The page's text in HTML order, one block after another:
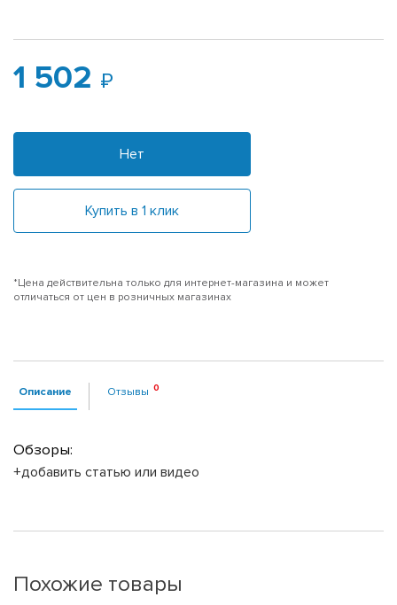
1 502
Нет
Купить в 1 клик
*Цена действительна только для интернет-магазина и может
отличаться от цен в розничных магазинах
Описание Отзывы
Обзоры:
+добавить статью или видео
Похожие товары